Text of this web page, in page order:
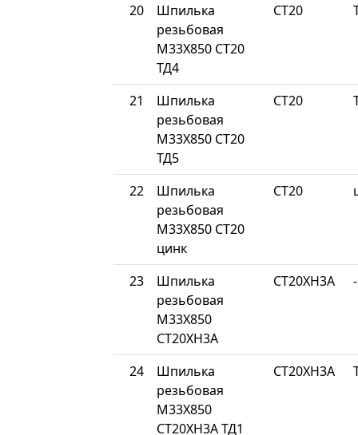
20
Шпилька
резьбовая
М33Х850 СТ20
ТД4
СТ20
21
Шпилька
резьбовая
М33Х850 СТ20
ТД5
СТ20
22
Шпилька
резьбовая
М33Х850 СТ20
цинк
СТ20
23
Шпилька
резьбовая
М33Х850
СТ20ХН3А
СТ20ХН3А -
24
Шпилька
резьбовая
М33Х850
СТ20ХН3А ТД1
СТ20ХН3А